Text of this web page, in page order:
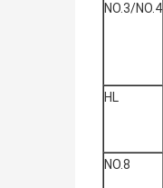
NO.3/NO.4
HL
NO.8